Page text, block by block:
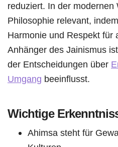
reduziert. In der modernen
Philosophie relevant,
Harmonie und Respekt für
Anhänger des Jainismus
der Entscheidungen über
Umgang beeinflusst.
Wichtige
Ahimsa steht für